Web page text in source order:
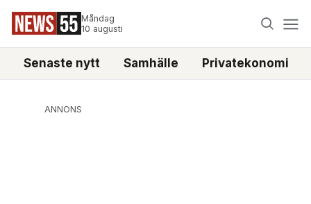
Måndag
10 augusti
Senaste nytt Samhälle Privatekonomi
ANNONS